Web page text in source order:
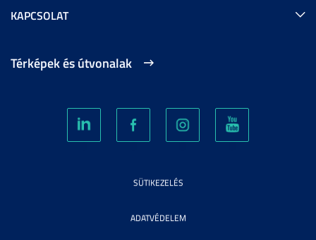
KAPCSOLAT
Térképek és útvonalak
SÜTIKEZELÉS
ADATVÉDELEM